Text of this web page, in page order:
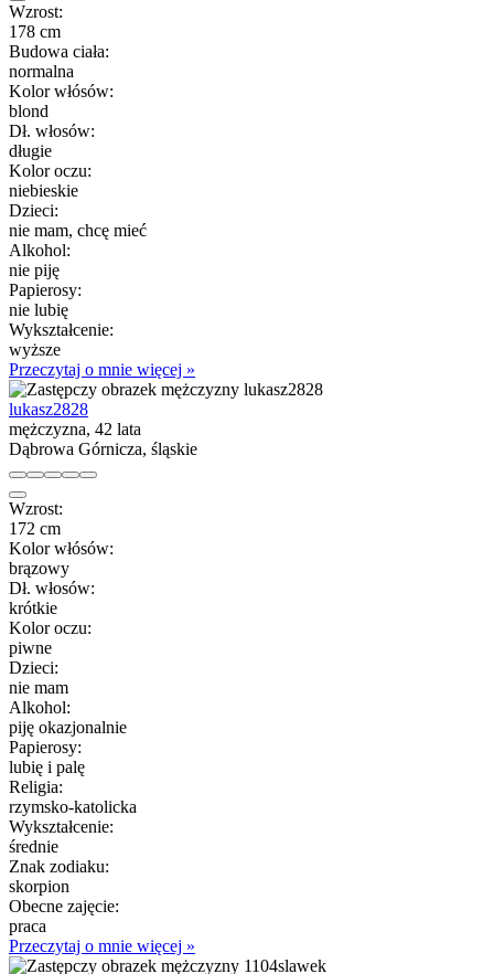
Wzrost:
178 cm
Budowa ciała:
normalna
Kolor włósów:
blond
Dł. włosów:
długie
Kolor oczu:
niebieskie
Dzieci:
nie mam, chcę mieć
Alkohol:
nie piję
Papierosy:
nie lubię
Wykształcenie:
wyższe
Przeczytaj o mnie więcej »
lukasz2828
mężczyzna, 42 lata
Dąbrowa Górnicza, śląskie
Wzrost:
172 cm
Kolor włósów:
brązowy
Dł. włosów:
krótkie
Kolor oczu:
piwne
Dzieci:
nie mam
Alkohol:
piję okazjonalnie
Papierosy:
lubię i palę
Religia:
rzymsko-katolicka
Wykształcenie:
średnie
Znak zodiaku:
skorpion
Obecne zajęcie:
praca
Przeczytaj o mnie więcej »